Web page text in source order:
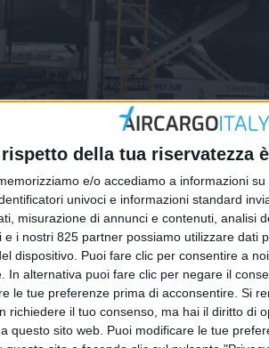
della tua riservatezza
e/o accediamo a informazioni
univoci e informazioni standard
misurazione di annunci e contenuti, analisi
i nostri 825 partner possiamo utilizzare dati
dispositivo. Puoi fare clic per consentire a
In alternativa puoi fare clic per negare il
le tue preferenze prima di acconsentire. Si
richiedere il tuo consenso, ma hai il diritto di
questo sito web. Puoi modificare le tue
di esperti e studiosi